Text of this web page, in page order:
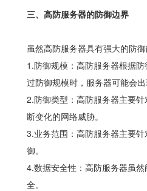
三、 高防服务器的防御边界
虽然高防服务器具有强大的防
1.防御规模：高防服务器根据
过防御规模时，服务器可能会
2.防御类型：高防服务器主要
断变化的网络威胁。
3.业务范围：高防服务器主要
御。
4.数据安全性：高防服务器虽
全。